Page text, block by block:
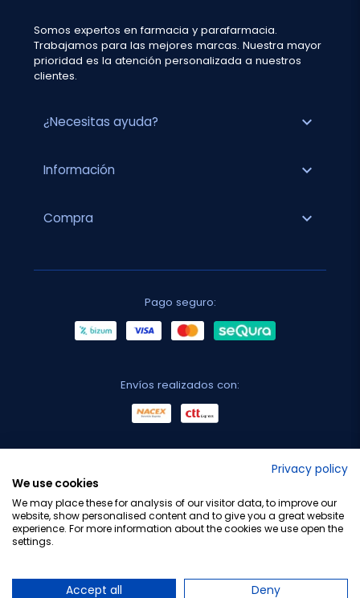
Somos expertos en farmacia y parafarmacia.
Trabajamos para las mejores marcas. Nuestra mayor
prioridad es la atención personalizada a nuestros
clientes.
¿Necesitas ayuda? expand_more
Información expand_more
Compra expand_more
Pago seguro:
Envíos realizados con:
Privacy policy
We use cookies
We may place these for analysis of our visitor data, to improve our
website, show personalised content and to give you a great website
experience. For more information about the cookies we use open the
settings.
Accept all Deny